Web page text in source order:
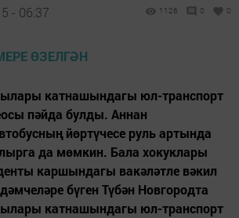
- 06:37 1126 0 0
катнашындагы юл-транспорт
пәйда булды. Аннан
йөртүчесе руль артында
да мөмкин. Бала хокуклары
каршындагы вакәләтле вәкил
бүген Түбән Новгородта
катнашындагы юл-транспорт